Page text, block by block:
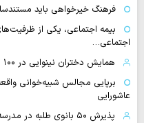
فرهنگ خیرخواهی باید
بیمه اجتماعی، یکی از
اجتماعی…
همایش دختران نینوایی در ۱۰۰ مسجد مشهد برگزار می‌شود
برپایی مجالس شبیه‌خوانی
عاشورایی
پذیرش ۵۰ بانوی طلبه در مدرسه علمیه خواهران کوهدشت